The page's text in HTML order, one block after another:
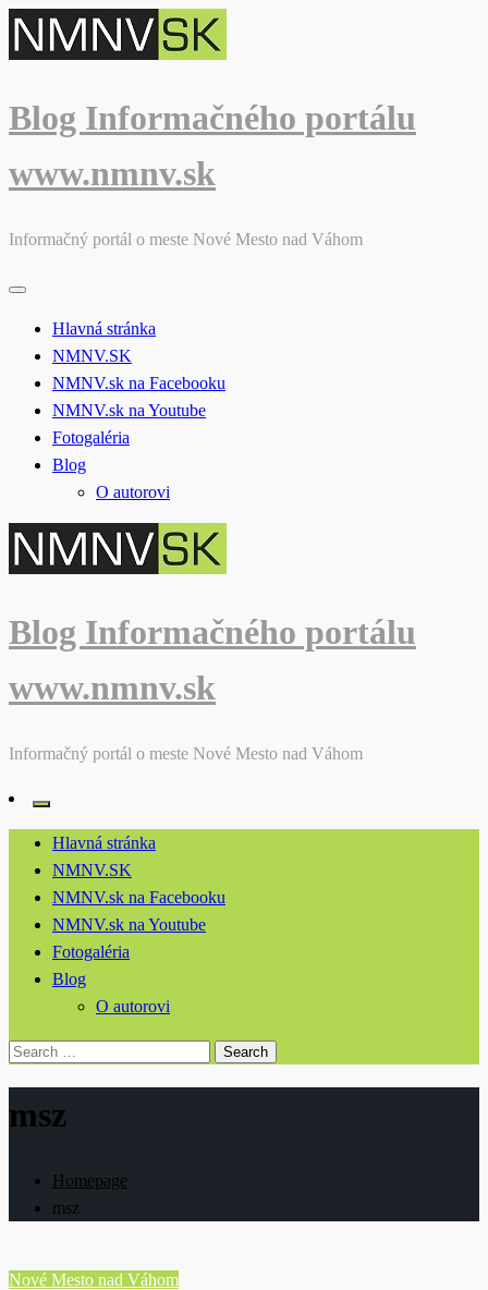
Skip
to
Blog Informačného portálu
www.nmnv.sk
Informačný portál o meste Nové Mesto nad Váhom
Hlavná stránka
NMNV.SK
NMNV.sk na Facebooku
NMNV.sk na Youtube
Fotogaléria
Blog
O autorovi
Blog Informačného portálu
www.nmnv.sk
Informačný portál o meste Nové Mesto nad Váhom
Hlavná stránka
NMNV.SK
NMNV.sk na Facebooku
NMNV.sk na Youtube
Fotogaléria
Blog
O autorovi
Search
msz
Homepage
msz
Nové Mesto nad Váhom